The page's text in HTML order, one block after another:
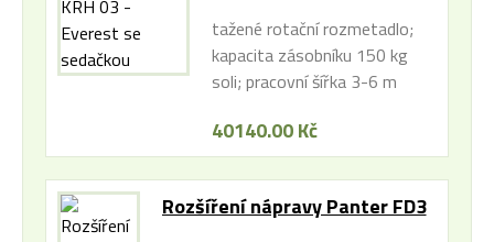
tažené rotační rozmetadlo;
kapacita zásobníku 150 kg
soli; pracovní šířka 3-6 m
40140.00 Kč
Rozšíření nápravy Panter FD3